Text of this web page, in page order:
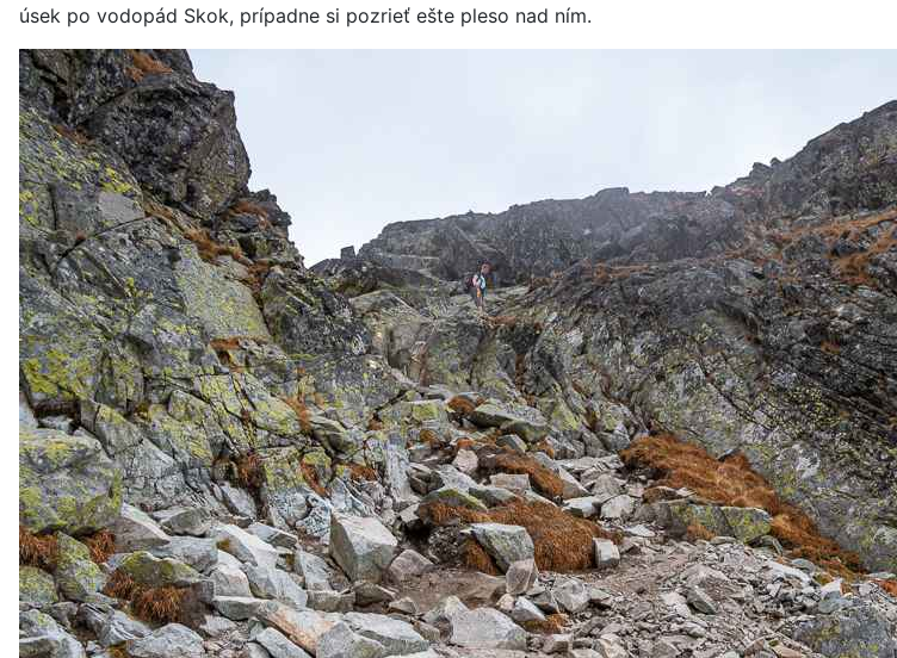
úsek po vodopád Skok, prípadne si pozrieť ešte pleso nad ním.